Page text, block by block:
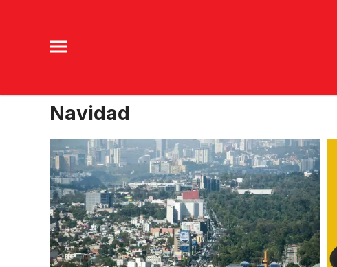
Navidad